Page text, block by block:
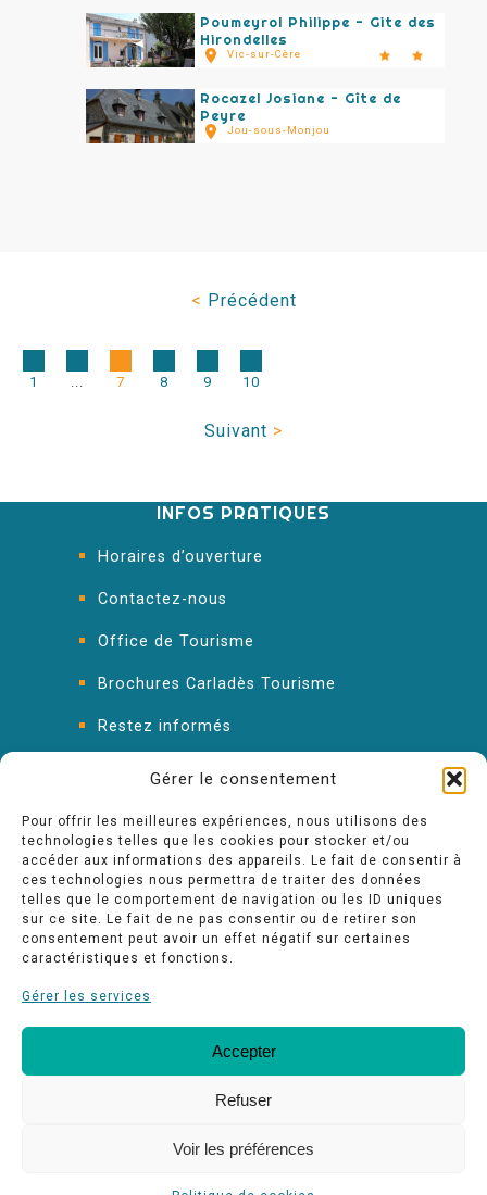
Gérer le consentement
Pour offrir les meilleures expériences, nous utilisons des
technologies telles que les cookies pour stocker et/ou
accéder aux informations des appareils. Le fait de consentir à
ces technologies nous permettra de traiter des données
telles que le comportement de navigation ou les ID uniques
sur ce site. Le fait de ne pas consentir ou de retirer son
consentement peut avoir un effet négatif sur certaines
caractéristiques et fonctions.
Gérer les services
Accepter
Refuser
Voir les préférences
Poumeyrol Philippe - Gite des
Hirondelles
Vic-sur-Cère
Rocazel Josiane - Gîte de
Peyre
Jou-sous-Monjou
< Précédent
1 ... 7 8 9 10
Suivant >
INFOS PRATIQUES
Horaires d’ouverture
Contactez-nous
Office de Tourisme
Brochures Carladès Tourisme
Restez informés
FAQ : les réponses à vos questions
Nos engagements Qualité
Mentions légales conception Kalkin